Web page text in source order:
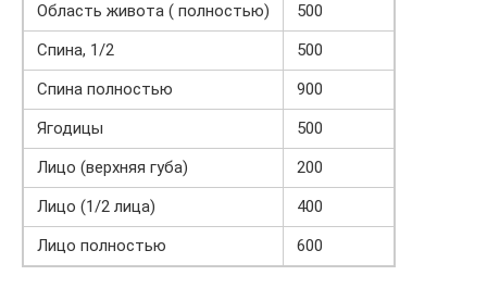
Область живота ( полностью)
500
Спина, 1/2
500
Спина полностью
900
Ягодицы
500
Лицо (верхняя губа)
200
Лицо (1/2 лица)
400
Лицо полностью
600